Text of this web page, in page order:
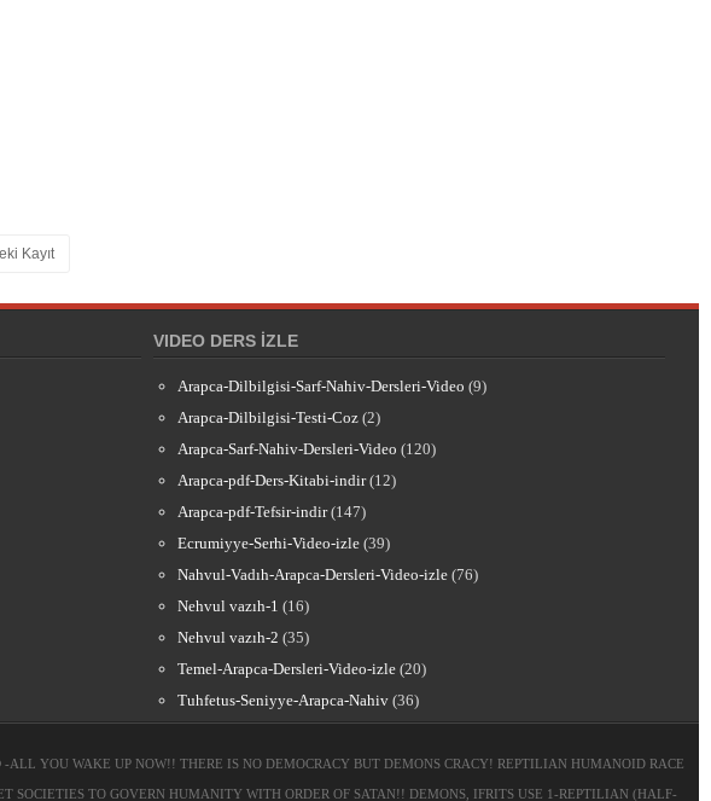
Kayıt
VIDEO DERS İZLE
Arapca-Dilbilgisi-Sarf-Nahiv-Dersleri-Video (9)
Arapca-Dilbilgisi-Testi-Coz (2)
Arapca-Sarf-Nahiv-Dersleri-Video (120)
Arapca-pdf-Ders-Kitabi-indir (12)
Arapca-pdf-Tefsir-indir (147)
Ecrumiyye-Serhi-Video-izle (39)
Nahvul-Vadıh-Arapca-Dersleri-Video-izle (76)
Nehvul vazıh-1 (16)
Nehvul vazıh-2 (35)
Temel-Arapca-Dersleri-Video-izle (20)
Tuhfetus-Seniyye-Arapca-Nahiv (36)
-ALL YOU WAKE UP NOW!! THERE IS NO DEMOCRACY BUT DEMONS CRACY! REPTILIAN HUMANOID RACE
SOCIETIES TO GOVERN HUMANITY WITH ORDER OF SATAN!! DEMONS, IFRITS USE 1-REPTILIAN (HALF-